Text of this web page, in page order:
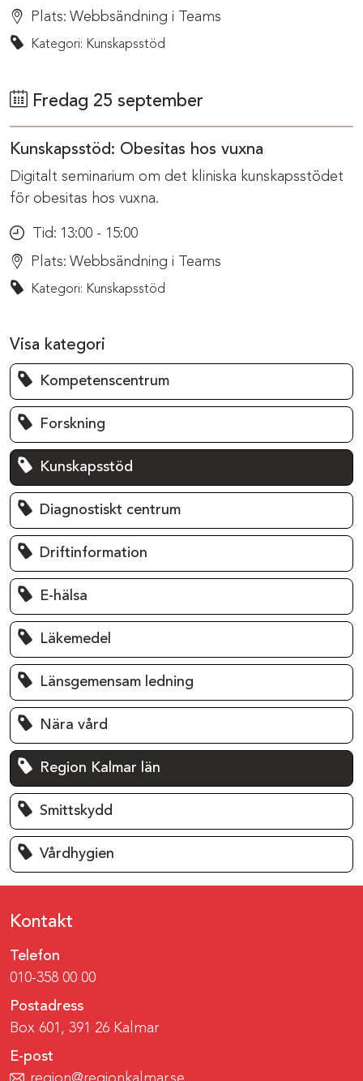
Plats: Webbsändning i Teams
Kategori: Kunskapsstöd
Fredag 25 september
Kunskapsstöd: Obesitas hos vuxna
Digitalt seminarium om det kliniska kunskapsstödet
för obesitas hos vuxna.
Tid: 13:00 - 15:00
Plats: Webbsändning i Teams
Kategori: Kunskapsstöd
Visa kategori
Kompetenscentrum
Forskning
Kunskapsstöd
Diagnostiskt centrum
Driftinformation
E-hälsa
Läkemedel
Länsgemensam ledning
Nära vård
Region Kalmar län
Smittskydd
Vårdhygien
Kontakt
Telefon
010-358 00 00
Postadress
Box 601, 391 26 Kalmar
E-post